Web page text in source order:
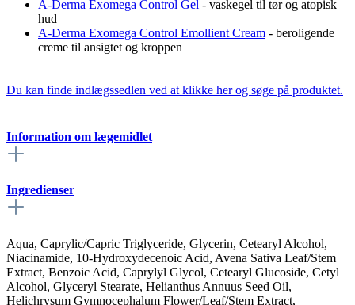
A-Derma Exomega Control Gel - vaskegel til tør og atopisk
hud
A-Derma Exomega Control Emollient Cream - beroligende
creme til ansigtet og kroppen
Du kan finde indlægssedlen ved at klikke her og søge på produktet.
Information om lægemidlet
Ingredienser
Aqua, Caprylic/Capric Triglyceride, Glycerin, Cetearyl Alcohol,
Niacinamide, 10-Hydroxydecenoic Acid, Avena Sativa Leaf/Stem
Extract, Benzoic Acid, Caprylyl Glycol, Cetearyl Glucoside, Cetyl
Alcohol, Glyceryl Stearate, Helianthus Annuus Seed Oil,
Helichrysum Gymnocephalum Flower/Leaf/Stem Extract,